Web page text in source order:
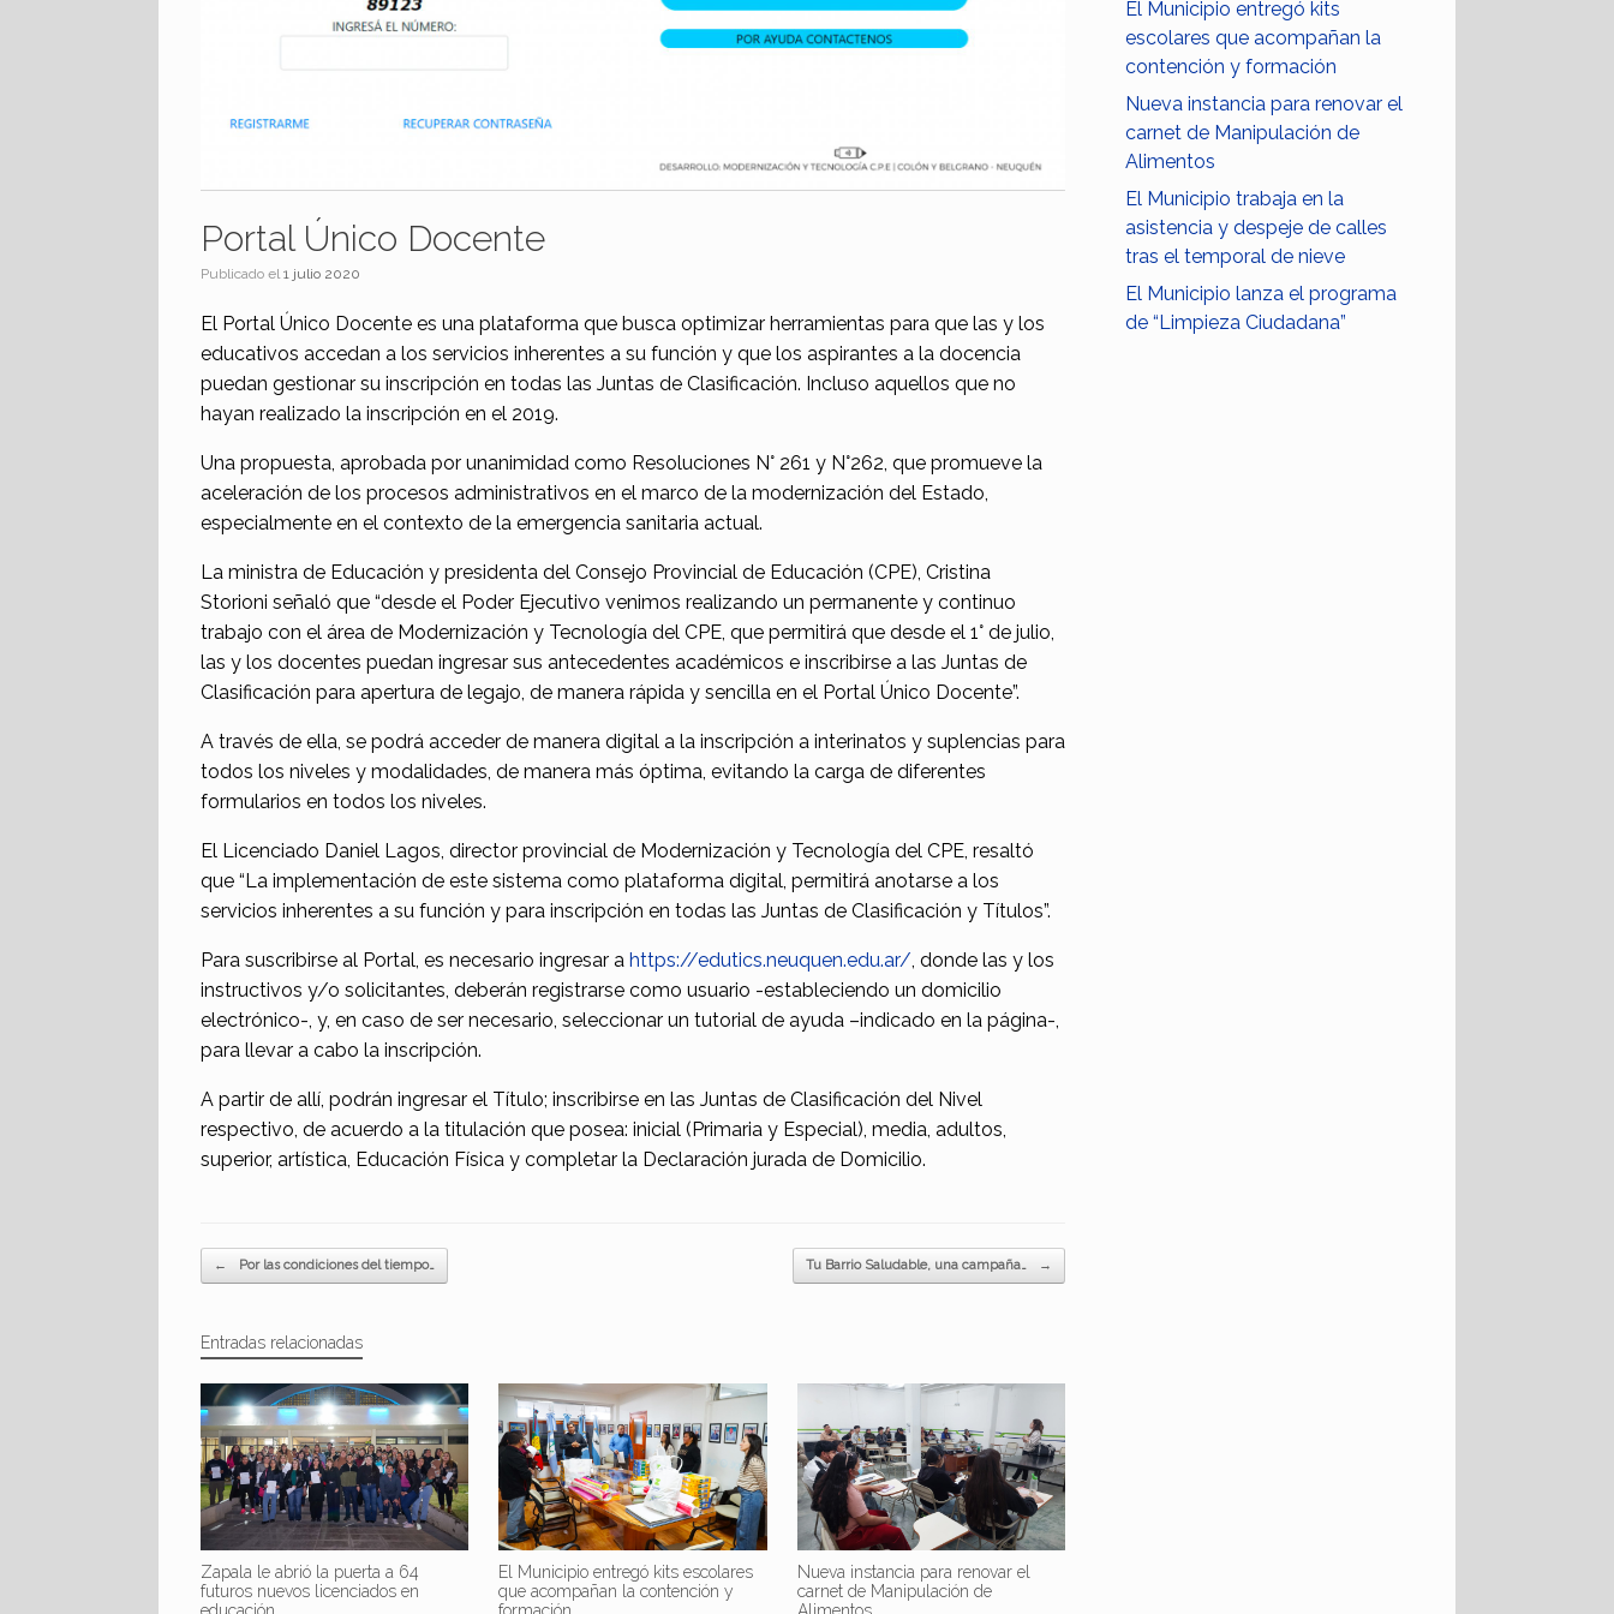
Portal Único Docente
Publicado el1 julio 2020
El Portal Único Docente es una plataforma que busca optimizar herramientas para que las y los
educativos accedan a los servicios inherentes a su función y que los aspirantes a la docencia
puedan gestionar su inscripción en todas las Juntas de Clasificación. Incluso aquellos que no
hayan realizado la inscripción en el 2019.
Una propuesta, aprobada por unanimidad como Resoluciones N° 261 y N°262, que promueve la
aceleración de los procesos administrativos en el marco de la modernización del Estado,
especialmente en el contexto de la emergencia sanitaria actual.
La ministra de Educación y presidenta del Consejo Provincial de Educación (CPE), Cristina
Storioni señaló que “desde el Poder Ejecutivo venimos realizando un permanente y continuo
trabajo con el área de Modernización y Tecnología del CPE, que permitirá que desde el 1° de julio,
las y los docentes puedan ingresar sus antecedentes académicos e inscribirse a las Juntas de
Clasificación para apertura de legajo, de manera rápida y sencilla en el Portal Único Docente”.
A través de ella, se podrá acceder de manera digital a la inscripción a interinatos y suplencias para
todos los niveles y modalidades, de manera más óptima, evitando la carga de diferentes
formularios en todos los niveles.
El Licenciado Daniel Lagos, director provincial de Modernización y Tecnología del CPE, resaltó
que “La implementación de este sistema como plataforma digital, permitirá anotarse a los
servicios inherentes a su función y para inscripción en todas las Juntas de Clasificación y Títulos”.
Para suscribirse al Portal, es necesario ingresar a https://edutics.neuquen.edu.ar/, donde las y los
instructivos y/o solicitantes, deberán registrarse como usuario -estableciendo un domicilio
electrónico-, y, en caso de ser necesario, seleccionar un tutorial de ayuda –indicado en la página-,
para llevar a cabo la inscripción.
A partir de allí, podrán ingresar el Título; inscribirse en las Juntas de Clasificación del Nivel
respectivo, de acuerdo a la titulación que posea: inicial (Primaria y Especial), media, adultos,
superior, artística, Educación Física y completar la Declaración jurada de Domicilio.
Navegador de artículos
← Por las condiciones del tiempo… Tu Barrio Saludable, una campaña… →
Entradas relacionadas
Zapala le abrió la puerta a 64
futuros nuevos licenciados en
El Municipio entregó kits escolares
que acompañan la contención y
Nueva instancia para renovar el
carnet de Manipulación de
El Municipio entregó kits
escolares que acompañan la
contención y formación
Nueva instancia para renovar el
carnet de Manipulación de
Alimentos
El Municipio trabaja en la
asistencia y despeje de calles
tras el temporal de nieve
El Municipio lanza el programa
de “Limpieza Ciudadana”